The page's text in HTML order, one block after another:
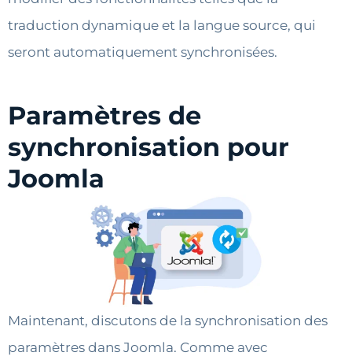
traduction dynamique et la langue source, qui
seront automatiquement synchronisées.
Paramètres de
synchronisation pour
Joomla
Maintenant, discutons de la synchronisation des
paramètres dans Joomla. Comme avec